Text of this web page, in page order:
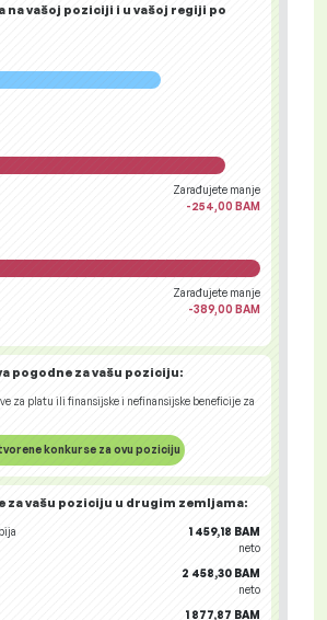
na vašoj poziciji i u vašoj regiji po
Zarađujete manje
-254,00 BAM
Zarađujete manje
-389,00 BAM
pogodne za vašu poziciju:
za platu ili finansijske i nefinansijske beneficije za
konkurse za ovu poziciju
za vašu poziciju u drugim zemljama:
1 459,18 BAM
neto
2 458,30 BAM
neto
1 877,87 BAM